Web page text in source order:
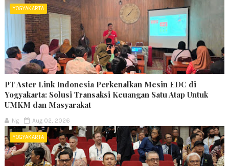
YOGYAKARTA
PT Aster Link Indonesia Perkenalkan Mesin EDC di
Yogyakarta: Solusi Transaksi Keuangan Satu Atap Untuk
UMKM dan Masyarakat
Ng Aug 02, 2026
YOGYAKARTA